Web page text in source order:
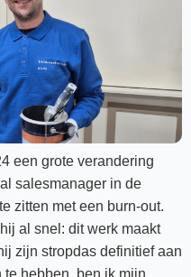
een grote verandering
salesmanager in de
zitten met een burn-out.
al snel: dit werk maakt
zijn stropdas definitief aan
te hebben, ben ik mijn